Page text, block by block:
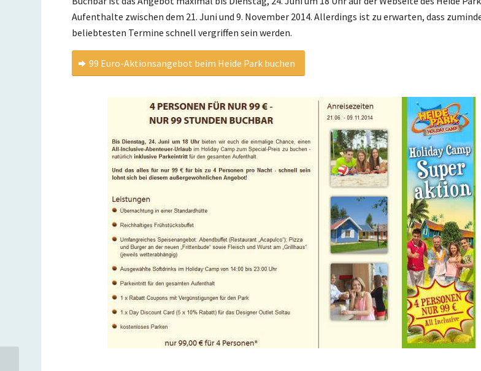
Aufenthalte zwischen dem 21. Juni und 9. November 2014. Allerdings ist zu erwarten, dass
beliebtesten Termine schnell vergriffen sein werden.
99 Euro-Aktionsangebot beim Heide Park buchen